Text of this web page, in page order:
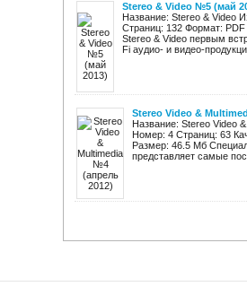
Stereo & Video №5 (май
Название: Stereo & Video
Страниц: 132 Формат:
Stereo & Video первым
Fi аудио- и видео-
Stereo Video &
Название: Stereo Video
Номер: 4 Страниц: 63
Размер: 46.5 Мб
представляет самые